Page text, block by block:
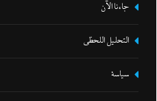
جاءنا الآن
التحليل اللحظي
سياسة